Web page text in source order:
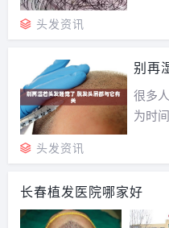
理。
是脱
属于
脱发
头发资讯
别再
很多
为时
后，
寒邪
“诸阳
头发资讯
长春植发医院哪家好